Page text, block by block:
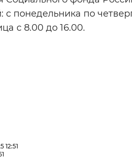
с понедельника по
с 8.00 до 16.00.